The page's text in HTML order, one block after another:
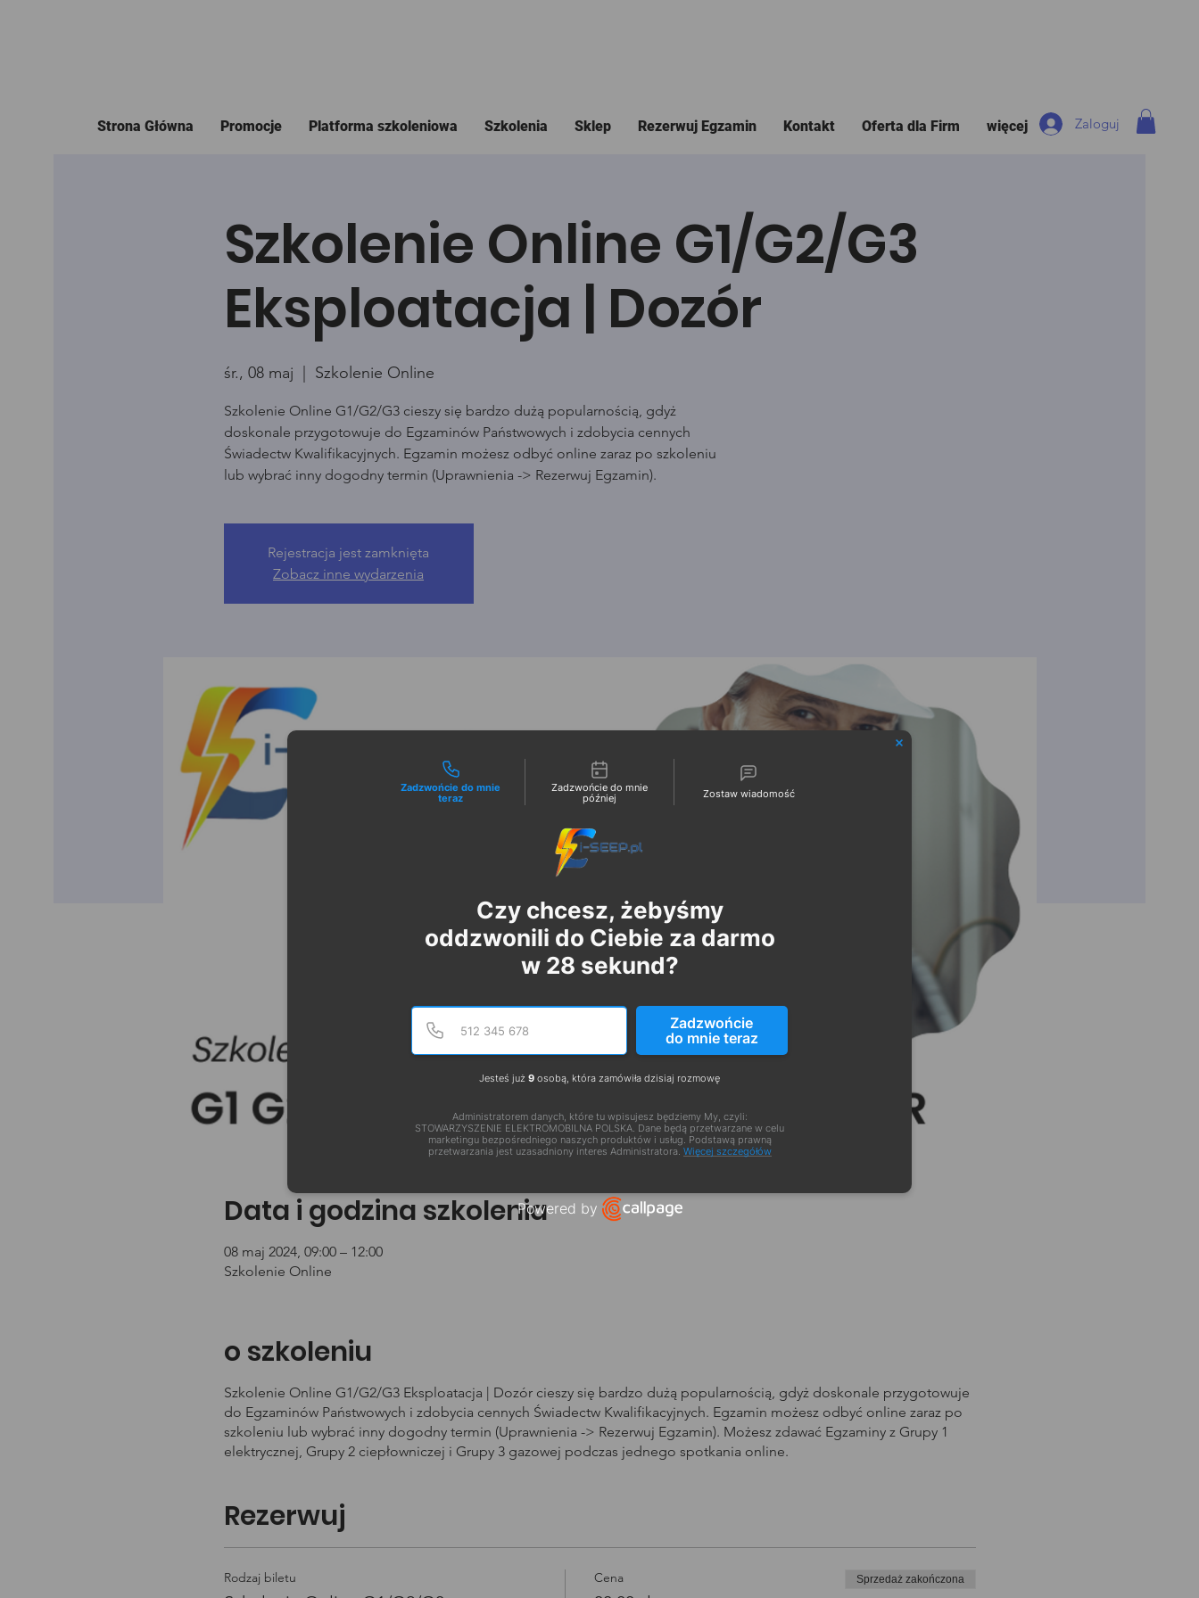
Strona Główna Promocje Platforma szkoleniowa Szkolenia Sklep Rezerwuj Egzamin Kontakt Oferta dla Firm więcej Zaloguj
Szkolenie Online G1/G2/G3
Eksploatacja | Dozór
śr., 08 maj
  |
Szkolenie Online
Szkolenie Online G1/G2/G3 cieszy się bardzo dużą popularnością, gdyż
doskonale przygotowuje do Egzaminów Państwowych i zdobycia cennych
Świadectw Kwalifikacyjnych. Egzamin możesz odbyć online zaraz po szkoleniu
lub wybrać inny dogodny termin (Uprawnienia -> Rezerwuj Egzamin).
Rejestracja jest zamknięta
Zobacz inne wydarzenia
Data i godzina szkolenia
08 maj 2024, 09:00 – 12:00
Szkolenie Online
o szkoleniu
Szkolenie Online G1/G2/G3 Eksploatacja | Dozór cieszy się bardzo dużą popularnością, gdyż doskonale przygotowuje
do Egzaminów Państwowych i zdobycia cennych Świadectw Kwalifikacyjnych. Egzamin możesz odbyć online zaraz po
szkoleniu lub wybrać inny dogodny termin (Uprawnienia -> Rezerwuj Egzamin). Możesz zdawać Egzaminy z Grupy 1
elektrycznej, Grupy 2 ciepłowniczej i Grupy 3 gazowej podczas jednego spotkania online.
Rezerwuj
Rodzaj biletu Cena Sprzedaż zakończona
Możliwości kontaktu
Zadzwońcie do mnie
teraz
Zadzwońcie do mnie
później
Zostaw wiadomość
Czy chcesz, żebyśmy
oddzwonili do Ciebie za darmo
w 28 sekund?
Numer telefonu
Podaj poprawny numer telefonu w formacie E164
Zadzwońcie
do mnie teraz
Jesteś już 9 osobą, która zamówiła dzisiaj rozmowę
Administratorem danych, które tu wpisujesz będziemy My, czyli:
STOWARZYSZENIE ELEKTROMOBILNA POLSKA. Dane będą przetwarzane w celu
marketingu bezpośredniego naszych produktów i usług. Podstawą prawną
przetwarzania jest uzasadniony interes Administratora. Więcej szczegółów
Powered by